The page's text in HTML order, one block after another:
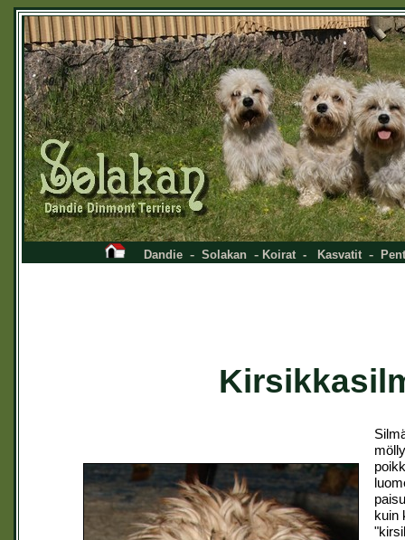
Dandie- Solakan- Koirat- Kasvatit -
Kirsikkasilmä
kuin